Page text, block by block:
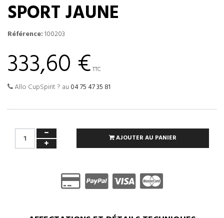
SPORT JAUNE
Référence:100203
333,60 € TTC
Allo CupSpirit ? au 04 75 47 35 81
AJOUTER AU PANIER